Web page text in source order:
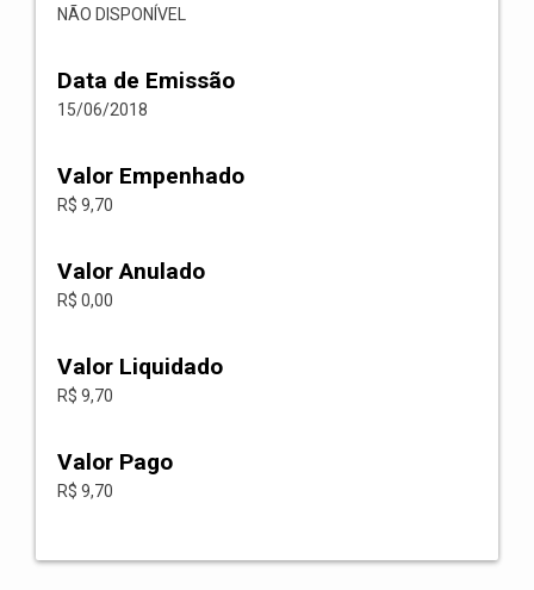
NÃO DISPONÍVEL
Data de Emissão
15/06/2018
Valor Empenhado
R$ 9,70
Valor Anulado
R$ 0,00
Valor Liquidado
R$ 9,70
Valor Pago
R$ 9,70